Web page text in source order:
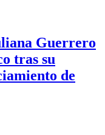
Guerrero
tras su
de